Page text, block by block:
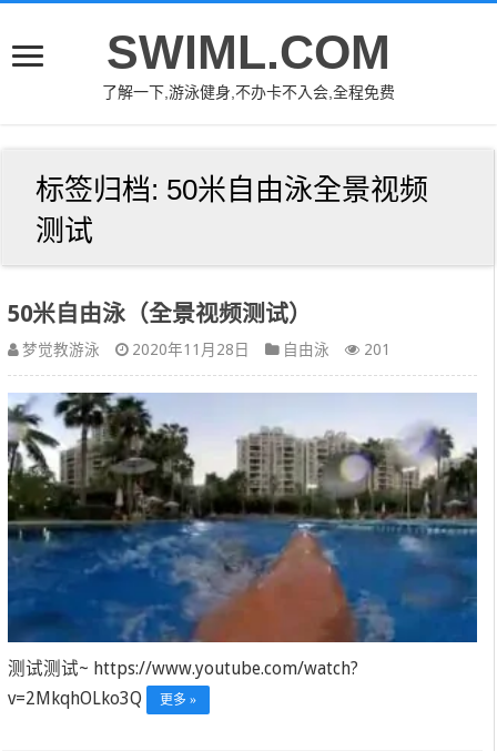
SWIML.COM
了解一下,游泳健身,不办卡不入会,全程免费
标签归档: 50米自由泳全景视频
测试
50米自由泳（全景视频测试）
梦觉教游泳 2020年11月28日 自由泳 201
测试测试~ https://www.youtube.com/watch?
v=2MkqhOLko3Q
更多 »